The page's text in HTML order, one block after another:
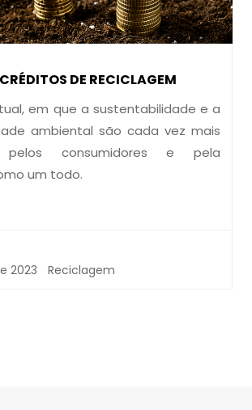
DE RECICLAGEM
em que a sustentabilidade e a
ambiental são cada vez mais
pelos consumidores e pela
um todo.
2023 Reciclagem